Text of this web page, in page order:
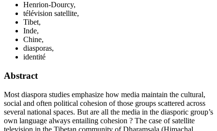
Henrion-Dourcy,
télévision satellite,
Tibet,
Inde,
Chine,
diasporas,
identité
Abstract
Most diaspora studies emphasize how media maintain the cultural,
social and often political cohesion of those groups scattered across
several national spaces. But are all the media in the diasporic group’s
own language always entailing cohesion ? The case of satellite
television in the Tibetan community of Dharamsala (Himachal